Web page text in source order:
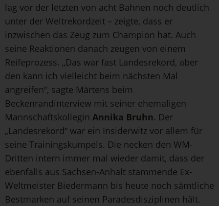
lag vor der letzten von acht Bahnen noch deutlich
unter der Weltrekordzeit – zeigte, dass er
inzwischen das Zeug zum Champion hat. Auch
seine Reaktionen danach zeugen von einem
Reifeprozess. „Das war fast Landesrekord, aber
den kann ich vielleicht beim nächsten Mal
angreifen“, sagte Märtens beim
Beckenrandinterview mit seiner ehemaligen
Mannschaftskollegin Annika Bruhn. Der
„Landesrekord“ war ein Insiderwitz vor allem für
seine Trainingskumpels. Die necken den WM-
Dritten intern immer mal wieder damit, dass der
ebenfalls aus Sachsen-Anhalt stammende Ex-
Weltmeister Biedermann bis heute noch sämtliche
Bestmarken auf seinen Paradesdisziplinen hält.